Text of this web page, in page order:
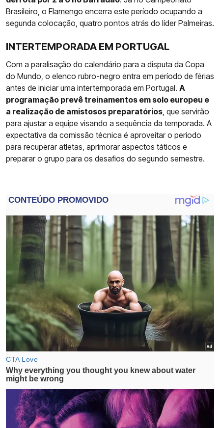
Brasileiro, o Flamengo encerra este período ocupando a
segunda colocação, quatro pontos atrás do líder Palmeiras.
INTERTEMPORADA EM PORTUGAL
Com a paralisação do calendário para a disputa da Copa
do Mundo, o elenco rubro-negro entra em período de férias
antes de iniciar uma intertemporada em Portugal. A
programação prevê treinamentos em solo europeu e
a realização de amistosos preparatórios , que servirão
para ajustar a equipe visando a sequência da temporada. A
expectativa da comissão técnica é aproveitar o período
para recuperar atletas, aprimorar aspectos táticos e
preparar o grupo para os desafios do segundo semestre.